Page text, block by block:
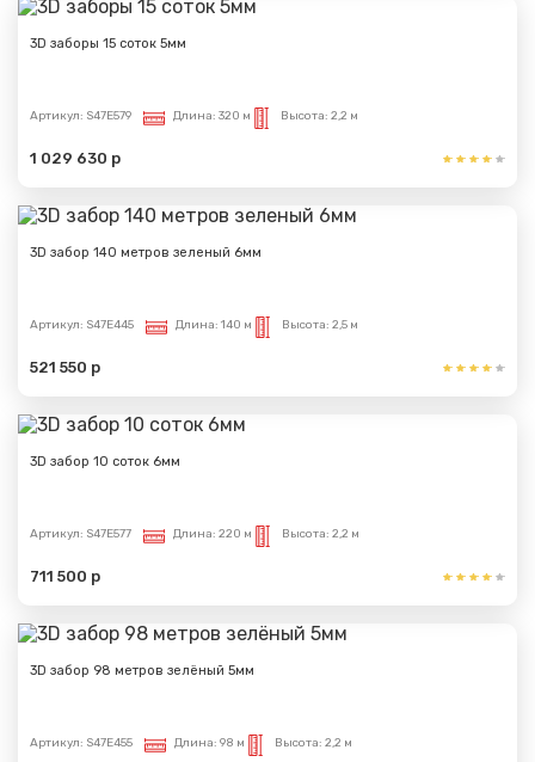
3D заборы 15 соток 5мм
Артикул: S47E579 Длина: 320 м Высота: 2,2 м
1 029 630 р
3D забор 140 метров зеленый 6мм
Артикул: S47E445 Длина: 140 м Высота: 2,5 м
521 550 р
3D забор 10 соток 6мм
Артикул: S47E577 Длина: 220 м Высота: 2,2 м
711 500 р
3D забор 98 метров зелёный 5мм
Артикул: S47E455 Длина: 98 м Высота: 2,2 м
отправлено